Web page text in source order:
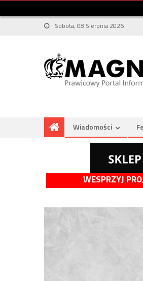
Sobota, 08 Sierpnia 2026
Wiadomości
WESPRZYJ